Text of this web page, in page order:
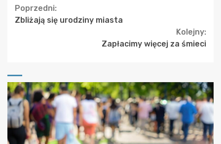
Continue
Reading
Poprzedni:
Zbliżają się urodziny miasta
Kolejny:
Zapłacimy więcej za śmieci